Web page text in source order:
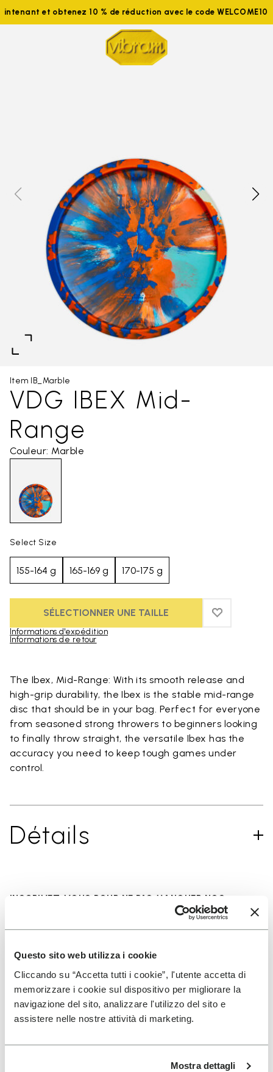
Questo sito web utilizza i cookie
Cliccando su “Accetta tutti i cookie”, l'utente accetta di
memorizzare i cookie sul dispositivo per migliorare la
navigazione del sito, analizzare l'utilizzo del sito e
assistere nelle nostre attività di marketing.
Mostra dettagli
et obtenez 10 % de réduction avec le code
Item IB_Marble
VDG IBEX Mid-
Range
Couleur: Marble
Select Size
155-164 g 165-169 g 170-175 g
SÉLECTIONNER UNE TAILLE ADD TO
ADD TO
Informations d'expédition
Informations de retour
The Ibex, Mid-Range: With its smooth release and
high-grip durability, the Ibex is the stable mid-range
disc that should be in your bag. Perfect for everyone
from seasoned strong throwers to beginners looking
to finally throw straight, the versatile Ibex has the
accuracy you need to keep tough games under
control.
Détails
INSCRIVEZ-VOUS POUR NE PAS MANQUER NOS
Jai pris connaissance de la Politique de
Confidentialitéde Vibram et jaccepte le
traitement de mes données personnelles afin de
recevoir des communications personnalisées
consulter notre Politique de confidentialité. Vous pouvez vous